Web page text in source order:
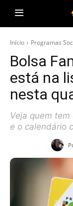
Início Programas
Bolsa
está na
nesta
Veja quem
e o calendário